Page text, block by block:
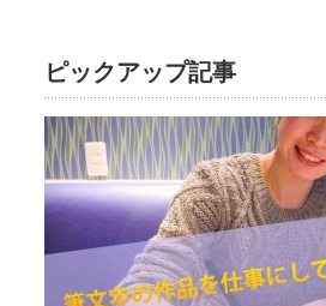
ピックアップ記事